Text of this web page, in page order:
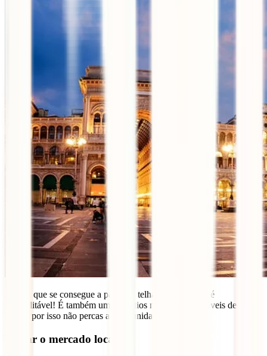
A vista que se consegue a partir do telhado do Duomo é
inacreditável! É também um dos sítios mais Instagramáveis de
Milão, por isso não percas a oportunidade!
Visitar o mercado local